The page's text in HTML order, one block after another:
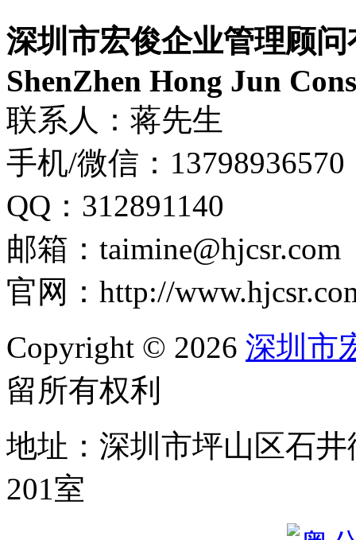
深圳市宏俊企业管理顾
ShenZhen Hong Jun
联系人：蒋先生
手机/微信：13798936570
QQ：312891140
邮箱：taimine@hjcsr.com
官网：http://
Copyright © 2026 深圳市
留所有权利
地址：深圳市坪山区石
201室